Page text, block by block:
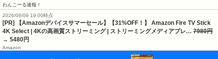
わんこーる速報！
2026/08/09 19:00時点
[PR] 【Amazonデバイスサマーセール】【31%OFF！】 Amazon Fire TV Stick
4K Select | 4Kの高画質ストリーミング | ストリーミングメディアプレ… 7980円
→ 5480円
Amazon